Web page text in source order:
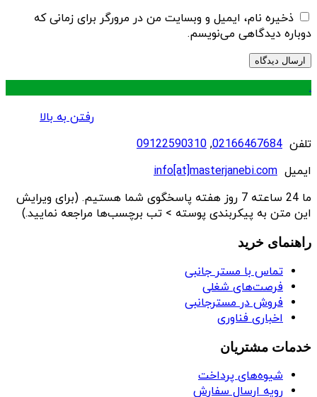
ذخیره نام، ایمیل و وبسایت من در مرورگر برای زمانی که
دوباره دیدگاهی می‌نویسم.
.
رفتن به بالا
تلفن 02166467684
,
09122590310
ایمیل info[at]masterjanebi.com
ما 24 ساعته 7 روز هفته پاسخگوی شما هستیم. (برای ویرایش
این متن به پیکربندی پوسته > تب برچسب‌ها مراجعه نمایید.)
راهنمای خرید
تماس با مستر جانبی
فرصت‌های شغلی
فروش در مسترجانبی
اخباری فناوری
خدمات مشتریان
شیوه‌های پرداخت
رویه ارسال سفارش